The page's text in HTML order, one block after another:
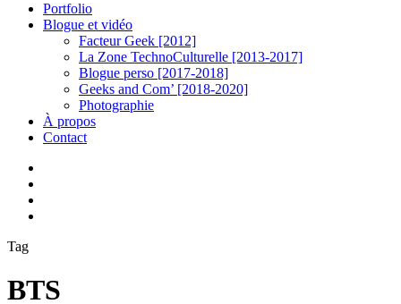
Portfolio
Blogue et vidéo
Facteur Geek [2012]
La Zone TechnoCulturelle [2013-2017]
Blogue perso [2017-2018]
Geeks and Com’ [2018-2020]
Photographie
À propos
Contact
Tag
BTS